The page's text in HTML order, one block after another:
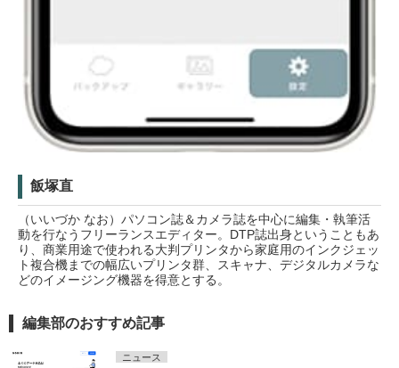
飯塚直
（いいづか なお）パソコン誌＆カメラ誌を中心に編集・執筆活
動を行なうフリーランスエディター。DTP誌出身ということもあ
り、商業用途で使われる大判プリンタから家庭用のインクジェッ
ト複合機までの幅広いプリンタ群、スキャナ、デジタルカメラな
どのイメージング機器を得意とする。
編集部のおすすめ記事
ニュース